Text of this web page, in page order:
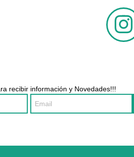
recibir información y Novedades!!!